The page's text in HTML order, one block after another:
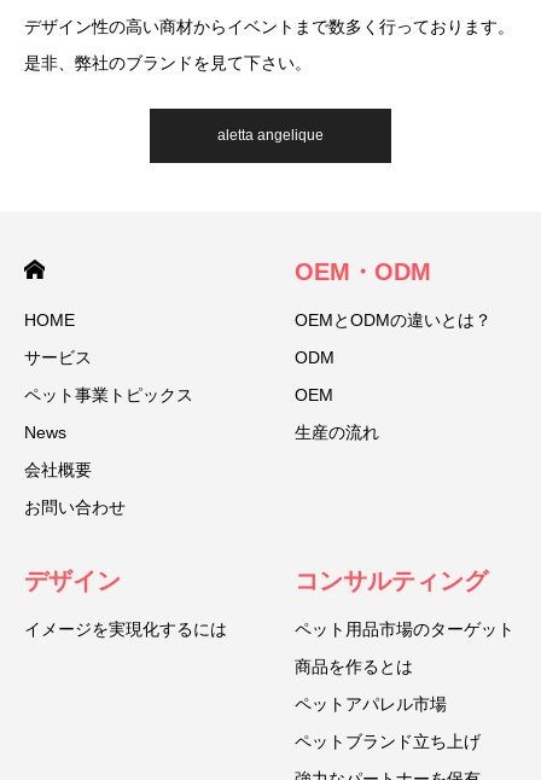
デザイン性の高い商材からイベントまで数多く行っております。
是非、弊社のブランドを見て下さい。
aletta angelique
HOME
サービス
ペット事業トピックス
News
会社概要
お問い合わせ
OEM・ODM
OEMとODMの違いとは？
ODM
OEM
生産の流れ
デザイン
イメージを実現化するには
コンサルティング
ペット用品市場のターゲット
商品を作るとは
ペットアパレル市場
ペットブランド立ち上げ